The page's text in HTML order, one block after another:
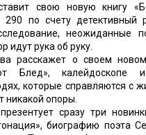
свою новую книгу
290 по счету детективный
неожиданные
рука об руку.
расскажет о своем
Блед», калейдоскопе
которые справляются с
никакой опоры.
сразу три
биографию поэта